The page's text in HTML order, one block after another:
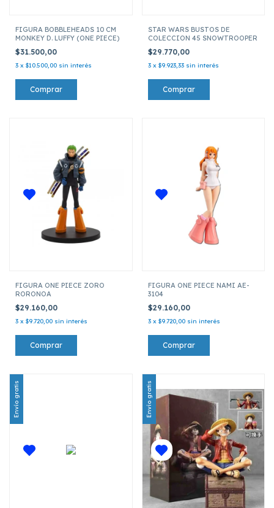
FIGURA BOBBLEHEADS 10 CM
MONKEY D. LUFFY (ONE PIECE)
$31.500,00
3 x $10.500,00 sin interés
STAR WARS BUSTOS DE
COLECCION 45 SNOWTROOPER
$29.770,00
3 x $9.923,33 sin interés
FIGURA ONE PIECE ZORO
RORONOA
$29.160,00
3 x $9.720,00 sin interés
FIGURA ONE PIECE NAMI AE-
3104
$29.160,00
3 x $9.720,00 sin interés
Envío gratis Envío gratis